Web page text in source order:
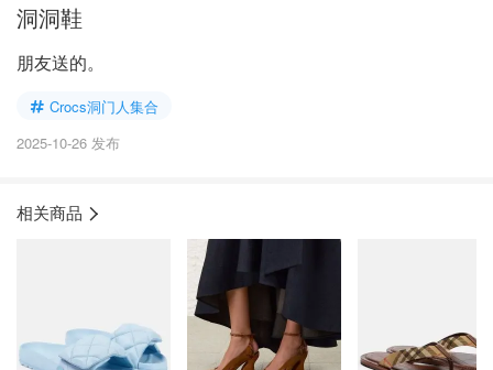
洞洞鞋
朋友送的。
Crocs洞门人集合
2025-10-26 发布
相关商品